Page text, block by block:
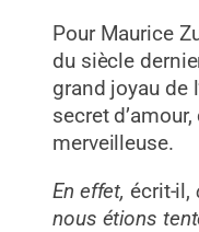
Pour Maurice
du siècle
grand joyau de
secret
merveilleuse.
En effet, écrit-il,
nous étions